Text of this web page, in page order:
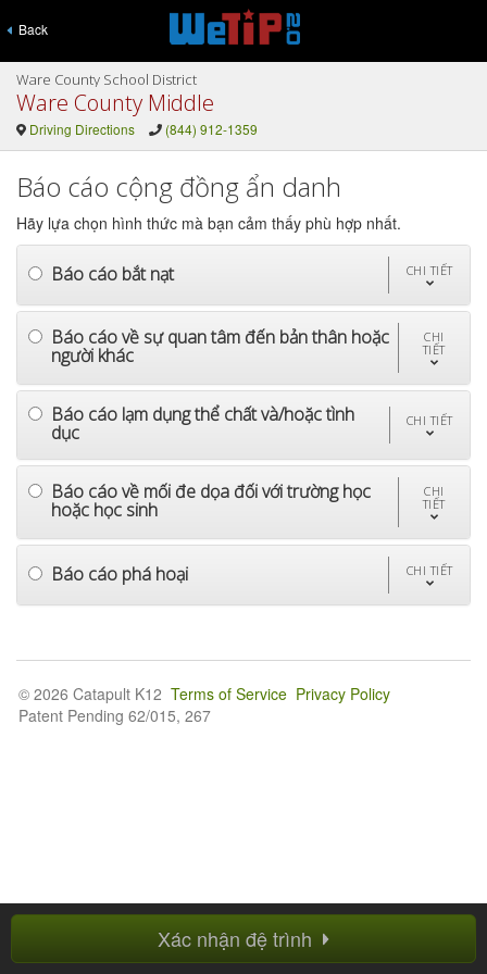
Back
Ware County School District
Ware County Middle
Driving Directions (844) 912-1359
Báo cáo cộng đồng ẩn danh
Hãy lựa chọn hình thức mà bạn cảm thấy phù hợp nhất.
Báo cáo bắt nạt CHI TIẾT
Báo cáo về sự quan tâm đến bản thân hoặc
người khác
CHI
TIẾT
Báo cáo lạm dụng thể chất và/hoặc tình
dục
CHI TIẾT
Báo cáo về mối đe dọa đối với trường học
hoặc học sinh
CHI
TIẾT
Báo cáo phá hoại CHI TIẾT
Xác nhận đệ trình
© 2026 Catapult K12 Terms of Service Privacy Policy
Patent Pending 62/015, 267